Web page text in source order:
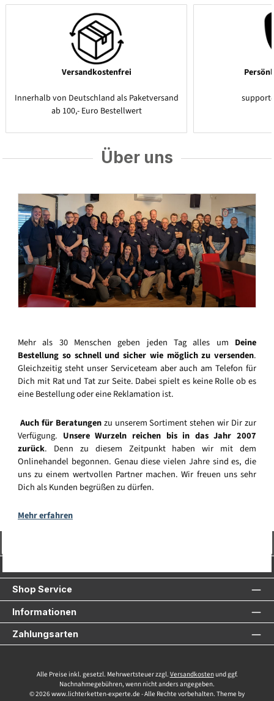
Versandkostenfrei
Innerhalb von Deutschland als Paketversand
ab 100,- Euro Bestellwert
Über uns
Mehr als 30 Menschen geben jeden Tag alles um Deine
Bestellung so schnell und sicher wie möglich zu versenden.
Gleichzeitig steht unser Serviceteam aber auch am Telefon für
Dich mit Rat und Tat zur Seite. Dabei spielt es keine Rolle ob es
eine Bestellung oder eine Reklamation ist.
Auch für Beratungenzu unserem Sortiment stehen wir Dir zur
Verfügung. Unsere Wurzeln reichen bis in das Jahr 2007
zurück. Denn zu diesem Zeitpunkt haben wir mit dem
Onlinehandel begonnen. Genau diese vielen Jahre sind es, die
uns zu einem wertvollen Partner machen. Wir freuen uns sehr
Dich als Kunden begrüßen zu dürfen.
Mehr erfahren
Shop Service
Informationen
Zahlungsarten
Alle Preise inkl. gesetzl. Mehrwertsteuer zzgl. Versandkostenund ggf.
Nachnahmegebühren, wenn nicht anders angegeben.
© 2026 www.lichterketten-experte.de - Alle Rechte vorbehalten. Theme by